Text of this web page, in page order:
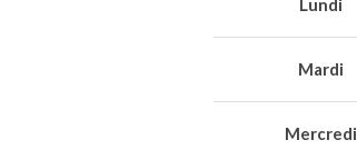
Lundi
Mardi
Mercredi